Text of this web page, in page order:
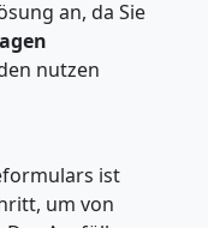
an, da Sie
nutzen
ist
um von